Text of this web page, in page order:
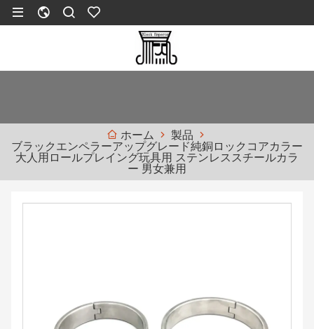
ホーム
製品
ブラックエンペラーアップグレード純銅ロックコアカラー
大人用ロールプレイング玩具用 ステンレススチールカラ
ー 男女兼用